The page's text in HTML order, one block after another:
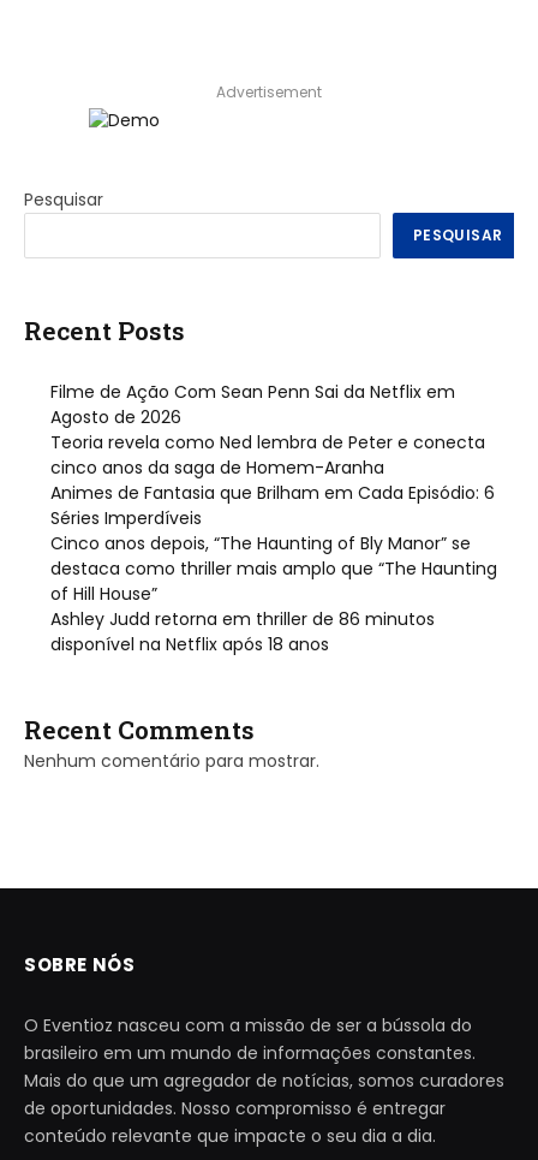
Advertisement
Pesquisar
PESQUISAR
Recent Posts
Filme de Ação Com Sean Penn Sai da Netflix em
Agosto de 2026
Teoria revela como Ned lembra de Peter e conecta
cinco anos da saga de Homem-Aranha
Animes de Fantasia que Brilham em Cada Episódio: 6
Séries Imperdíveis
Cinco anos depois, “The Haunting of Bly Manor” se
destaca como thriller mais amplo que “The Haunting
of Hill House”
Ashley Judd retorna em thriller de 86 minutos
disponível na Netflix após 18 anos
Recent Comments
Nenhum comentário para mostrar.
SOBRE NÓS
O Eventioz nasceu com a missão de ser a bússola do
brasileiro em um mundo de informações constantes.
Mais do que um agregador de notícias, somos curadores
de oportunidades. Nosso compromisso é entregar
conteúdo relevante que impacte o seu dia a dia.